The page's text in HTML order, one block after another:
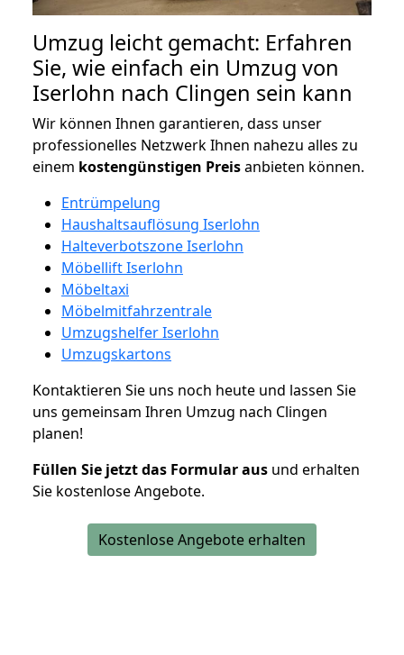
Umzug leicht gemacht: Erfahren
Sie, wie einfach ein Umzug von
Iserlohn nach Clingen sein kann
Wir können Ihnen garantieren, dass unser
professionelles Netzwerk Ihnen nahezu alles zu
einem kostengünstigen Preisanbieten können.
Entrümpelung
Haushaltsauflösung Iserlohn
Halteverbotszone Iserlohn
Möbellift Iserlohn
Möbeltaxi
Möbelmitfahrzentrale
Umzugshelfer Iserlohn
Umzugskartons
Kontaktieren Sie uns noch heute und lassen Sie
uns gemeinsam Ihren Umzug nach Clingen
planen!
Füllen Sie jetzt das Formular aus und erhalten
Sie kostenlose Angebote.
Kostenlose Angebote erhalten